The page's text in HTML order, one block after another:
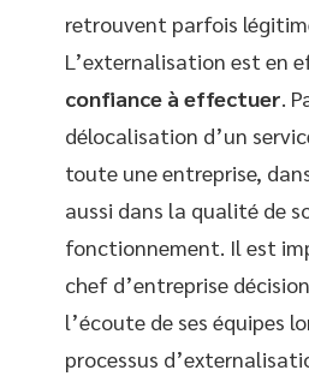
retrouvent parfois
L’externalisation est en
confiance à effectuer .
délocalisation d’un
toute une entreprise,
aussi dans la qualité de
fonctionnement. Il est
chef d’entreprise
l’écoute de ses équipes
processus